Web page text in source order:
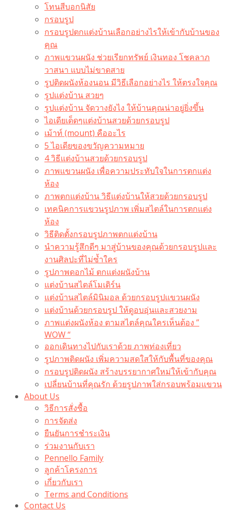
โทนสีบอกนิสัย
กรอบรูป
กรอบรูปตกแต่งบ้านเลือกอย่างไรให้เข้ากับบ้านของ
คุณ
ภาพแขวนผนัง ช่วยเรียกทรัพย์ เงินทอง โชคลาภ
วาสนา แบบไม่ขาดสาย
รูปติดผนังห้องนอน มีวิธีเลือกอย่างไร ให้ตรงใจคุณ
รูปแต่งบ้าน สวยๆ
รูปแต่งบ้าน จัดวางยังไง ให้บ้านคุณน่าอยู่ยิ่งขึ้น
ไอเดียเด็ดๆแต่งบ้านสวยด้วยกรอบรูป
เม้าท์ (mount) คืออะไร​
5 ไอเดียของขวัญความหมาย
4 วิธีแต่งบ้านสวยด้วยกรอบรูป
ภาพแขวนผนัง เพื่อความประทับใจในการตกแต่ง
ห้อง
ภาพตกแต่งบ้าน วิธีแต่งบ้านให้สวยด้วยกรอบรูป
เทคนิคการแขวนรูปภาพ เพิ่มสไตล์ในการตกแต่ง
ห้อง
วิธีติดตั้งกรอบรูปภาพตกแต่งบ้าน
นำความรู้สึกดีๆ มาสู่บ้านของคุณด้วยกรอบรูปและ
งานศิลปะที่ไม่ซ้ำใคร
รูปภาพดอกไม้ ตกแต่งผนังบ้าน
แต่งบ้านสไตล์โมเดิร์น
แต่งบ้านสไตล์มินิมอล ด้วยกรอบรูปแขวนผนัง
แต่งบ้านด้วยกรอบรูป ให้ดูอบอุ่นและสวยงาม
ภาพแต่งผนังห้อง ตามสไตล์คุณใครเห็นต้อง ”
WOW “
ออกเดินทางไปกับเราด้วย ภาพท่องเที่ยว
รูปภาพติดผนัง เพิ่มความสดใสให้กับพื้นที่ของคุณ
กรอบรูปติดผนัง สร้างบรรยากาศใหม่ให้เข้ากับคุณ
เปลี่ยนบ้านที่คุณรัก ด้วยรูปภาพใส่กรอบพร้อมแขวน​
About Us
วิธีการสั่งซื้อ
การจัดส่ง
ยืนยันการชำระเงิน
ร่วมงานกับเรา
Pennello Family
ลูกค้าโครงการ
เกี่ยวกับเรา
Terms and Conditions
Contact Us